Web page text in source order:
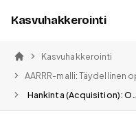
Kasvuhakkerointi
Etusivu
Kasvuhakkerointi
AARRR-malli: Täydellinen
Hankinta (Acquisition): Opas käyttäjähankintaan